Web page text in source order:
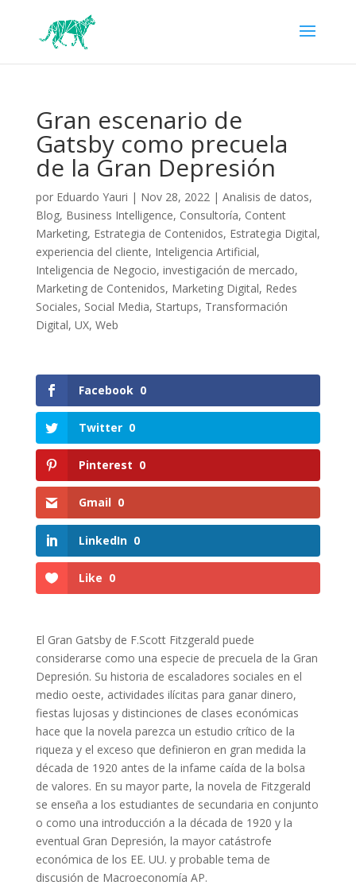
Gran escenario de
Gatsby como precuela
de la Gran Depresión
por Eduardo Yauri | Nov 28, 2022| Analisis de datos,
Blog, Business Intelligence, Consultoría, Content
Marketing, Estrategia de Contenidos, Estrategia Digital,
experiencia del cliente, Inteligencia Artificial,
Inteligencia de Negocio, investigación de mercado,
Marketing de Contenidos, Marketing Digital, Redes
Sociales, Social Media, Startups, Transformación
Digital, UX, Web
Facebook 0
Twitter 0
Pinterest 0
Gmail 0
LinkedIn 0
Like 0
El Gran Gatsby de F.Scott Fitzgerald puede
considerarse como una especie de precuela de la Gran
Depresión. Su historia de escaladores sociales en el
medio oeste, actividades ilícitas para ganar dinero,
fiestas lujosas y distinciones de clases económicas
hace que la novela parezca un estudio crítico de la
riqueza y el exceso que definieron en gran medida la
década de 1920 antes de la infame caída de la bolsa
de valores. En su mayor parte, la novela de Fitzgerald
se enseña a los estudiantes de secundaria en conjunto
o como una introducción a la década de 1920 y la
eventual Gran Depresión, la mayor catástrofe
económica de los EE. UU. y probable tema de
discusión de Macroeconomía AP.